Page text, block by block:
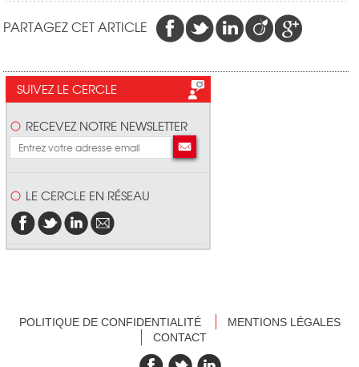
PARTAGEZ CET ARTICLE
SUIVEZ LE CERCLE
RECEVEZ NOTRE NEWSLETTER
LE CERCLE EN RÉSEAU
POLITIQUE DE CONFIDENTIALITÉ
MENTIONS LÉGALES
CONTACT